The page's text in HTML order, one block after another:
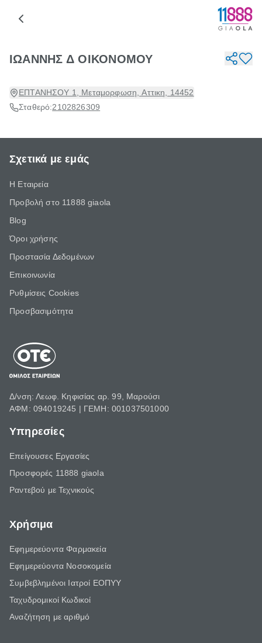
ΙΩΑΝΝΗΣ Δ ΟΙΚΟΝΟΜΟΥ
ΕΠΤΑΝΗΣΟΥ 1, Μεταμορφωση, Αττικη, 14452
Σταθερό:2102826309
Σχετικά με εμάς
Η Εταιρεία
Προβολή στο 11888 giaola
Blog
Όροι χρήσης
Προστασία Δεδομένων
Επικοινωνία
Ρυθμίσεις Cookies
Προσβασιμότητα
Δ/νση: Λεωφ. Κηφισίας αρ. 99, Μαρούσι
ΑΦΜ: 094019245 | ΓΕΜΗ: 001037501000
Υπηρεσίες
Επείγουσες Εργασίες
Προσφορές 11888 giaola
Ραντεβού με Τεχνικούς
Χρήσιμα
Εφημερεύοντα Φαρμακεία
Εφημερεύοντα Νοσοκομεία
Συμβεβλημένοι Ιατροί ΕΟΠΥΥ
Ταχυδρομικοί Κωδικοί
Αναζήτηση με αριθμό